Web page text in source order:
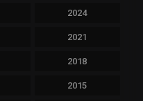
2024
2021
2018
2015